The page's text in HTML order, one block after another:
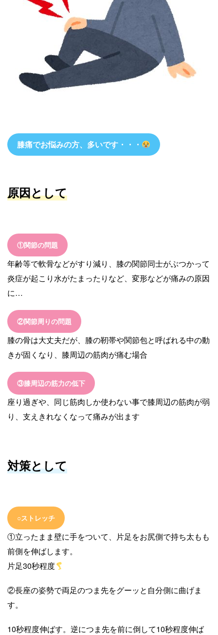
膝痛でお悩みの方、多いです・・・
原因として
①関節の問題
年齢等で軟骨などがすり減り、膝の関節同士がぶつかって
炎症が起こり水がたまったりなど、変形などが痛みの原因
に…
②関節周りの問題
膝の骨は大丈夫だが、膝の靭帯や関節包と呼ばれる中の動
きが固くなり、膝周辺の筋肉が痛む場合
③膝周辺の筋力の低下
座り過ぎや、同じ筋肉しか使わない事で膝周辺の筋肉が弱
り、支えきれなくなって痛みが出ます
対策として
○ストレッチ
①立ったまま壁に手をついて、片足をお尻側で持ち太もも
前側を伸ばします。
片足30秒程度
②長座の姿勢で両足のつま先をグーッと自分側に曲げま
す。
10秒程度伸ばす。逆につま先を前に倒して10秒程度伸ば